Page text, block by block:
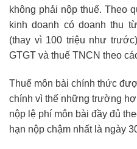
không phải nộp thuế. Theo
kinh doanh có doanh thu
(thay vì 100 triệu như
GTGT và thuế TNCN theo
Thuế môn bài chính thức
chính vì thế những trường
nộp lệ phí môn bài đầy đủ
hạn nộp chậm nhất là ngày